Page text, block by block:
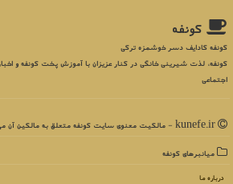
كونفه
کونفه کادایف دسر خوشمزه ترکی
کونفه، لذت شیرینی خانگی در کنار عزیزان با آموزش پخت کونفه و
اجتماعی
میانبرهای كونفه
درباره ما